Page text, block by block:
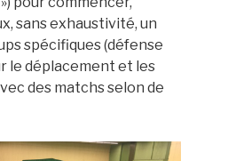
sans exhaustivité, un
spécifiques (défense
le déplacement et les
des matchs selon de